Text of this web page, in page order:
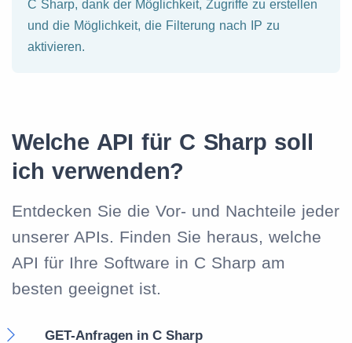
C Sharp, dank der Möglichkeit, Zugriffe zu erstellen
und die Möglichkeit, die Filterung nach IP zu
aktivieren.
Welche API für C Sharp soll
ich verwenden?
Entdecken Sie die Vor- und Nachteile jeder
unserer APIs. Finden Sie heraus, welche
API für Ihre Software in C Sharp am
besten geeignet ist.
GET-Anfragen in C Sharp